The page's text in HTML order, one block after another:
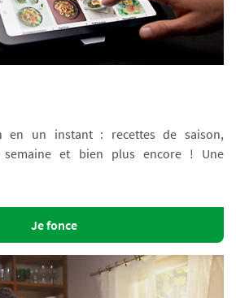
en un instant : recettes de saison,
semaine et bien plus encore ! Une
Je fonce